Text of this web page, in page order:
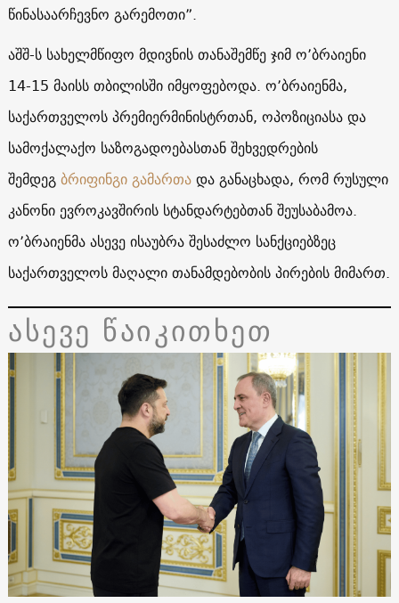
წინასაარჩევნო გარემოთი”.
აშშ-ს სახელმწიფო მდივნის თანაშემწე ჯიმ ო’ბრაიენი
14-15 მაისს თბილისში იმყოფებოდა. ო’ბრაიენმა,
საქართველოს პრემიერმინისტრთან, ოპოზიციასა და
სამოქალაქო საზოგადოებასთან შეხვედრების
შემდეგბრიფინგი გამართადა განაცხადა, რომ რუსული
კანონი ევროკავშირის სტანდარტებთან შეუსაბამოა.
ო’ბრაიენმა ასევე ისაუბრა შესაძლო სანქციებზეც
საქართველოს მაღალი თანამდებობის პირების მიმართ.
ასევე წაიკითხეთ